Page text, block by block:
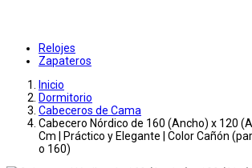
Relojes
Zapateros
Inicio
Dormitorio
Cabeceros de Cama
Cabecero Nórdico de 160 (Ancho) x 120
Cm | Práctico y Elegante | Color Cañón
o 160)